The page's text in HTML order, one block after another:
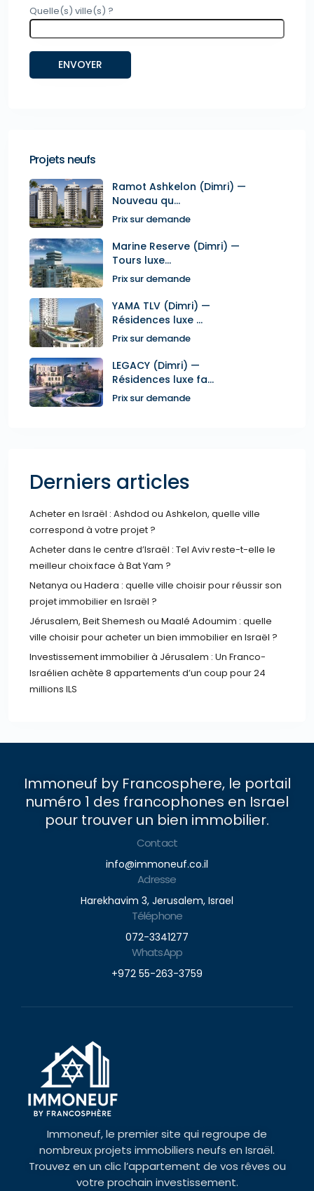
Quelle(s) ville(s) ?
Projets neufs
Ramot Ashkelon (Dimri) —
Nouveau qu...
Prix sur demande
Marine Reserve (Dimri) —
Tours luxe...
Prix sur demande
YAMA TLV (Dimri) —
Résidences luxe ...
Prix sur demande
LEGACY (Dimri) —
Résidences luxe fa...
Prix sur demande
Derniers articles
Acheter en Israël : Ashdod ou Ashkelon, quelle ville
correspond à votre projet ?
Acheter dans le centre d’Israël : Tel Aviv reste-t-elle le
meilleur choix face à Bat Yam ?
Netanya ou Hadera : quelle ville choisir pour réussir son
projet immobilier en Israël ?
Jérusalem, Beit Shemesh ou Maalé Adoumim : quelle
ville choisir pour acheter un bien immobilier en Israël ?
Investissement immobilier à Jérusalem : Un Franco-
Israélien achète 8 appartements d’un coup pour 24
millions ILS
Immoneuf by Francosphere, le portail
numéro 1 des francophones en Israel
pour trouver un bien immobilier.
Contact
info@immoneuf.co.il
Adresse
Harekhavim 3, Jerusalem, Israel
Téléphone
072-3341277
WhatsApp
+972 55-263-3759
Immoneuf, le premier site qui regroupe de
nombreux projets immobiliers neufs en Israël.
Trouvez en un clic l’appartement de vos rêves ou
votre prochain investissement.